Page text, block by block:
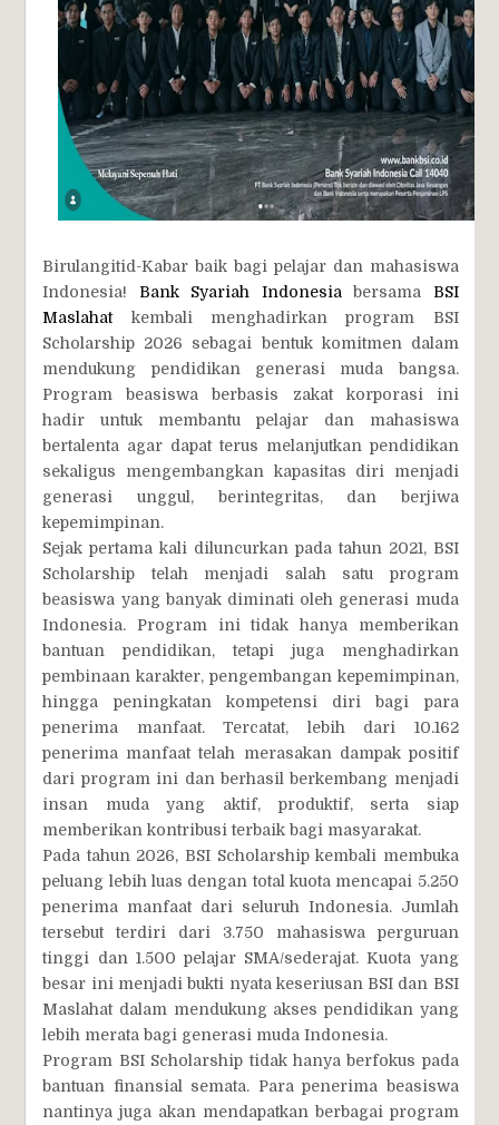
Birulangitid-Kabar baik bagi pelajar dan mahasiswa
Indonesia! Bank Syariah Indonesia bersama BSI
Maslahatkembali menghadirkan program BSI
Scholarship 2026 sebagai bentuk komitmen dalam
mendukung pendidikan generasi muda bangsa.
Program beasiswa berbasis zakat korporasi ini
hadir untuk membantu pelajar dan mahasiswa
bertalenta agar dapat terus melanjutkan pendidikan
sekaligus mengembangkan kapasitas diri menjadi
generasi unggul, berintegritas, dan berjiwa
kepemimpinan.
Sejak pertama kali diluncurkan pada tahun 2021, BSI
Scholarship telah menjadi salah satu program
beasiswa yang banyak diminati oleh generasi muda
Indonesia. Program ini tidak hanya memberikan
bantuan pendidikan, tetapi juga menghadirkan
pembinaan karakter, pengembangan kepemimpinan,
hingga peningkatan kompetensi diri bagi para
penerima manfaat. Tercatat, lebih dari 10.162
penerima manfaat telah merasakan dampak positif
dari program ini dan berhasil berkembang menjadi
insan muda yang aktif, produktif, serta siap
memberikan kontribusi terbaik bagi masyarakat.
Pada tahun 2026, BSI Scholarship kembali membuka
peluang lebih luas dengan total kuota mencapai 5.250
penerima manfaat dari seluruh Indonesia. Jumlah
tersebut terdiri dari 3.750 mahasiswa perguruan
tinggi dan 1.500 pelajar SMA/sederajat. Kuota yang
besar ini menjadi bukti nyata keseriusan BSI dan BSI
Maslahat dalam mendukung akses pendidikan yang
lebih merata bagi generasi muda Indonesia.
Program BSI Scholarship tidak hanya berfokus pada
bantuan finansial semata. Para penerima beasiswa
nantinya juga akan mendapatkan berbagai program